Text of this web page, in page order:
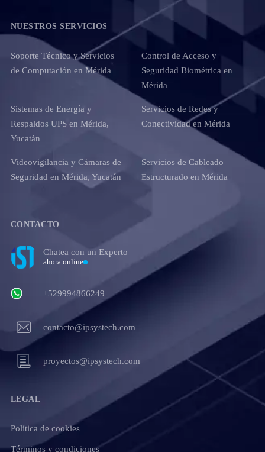
NUESTROS SERVICIOS
Soporte Técnico y Servicios
de Computación en Mérida
Control de Acceso y
Seguridad Biométrica en
Mérida
Sistemas de Energía y
Respaldos UPS en Mérida,
Yucatán
Servicios de Redes y
Conectividad en Mérida
Videovigilancia y Cámaras de
Seguridad en Mérida, Yucatán
Servicios de Cableado
Estructurado en Mérida
CONTACTO
Chatea con un Experto
ahora online
+529994866249
contacto@ipsystech.com
proyectos@ipsystech.com
LEGAL
Política de cookies
Términos y condiciones